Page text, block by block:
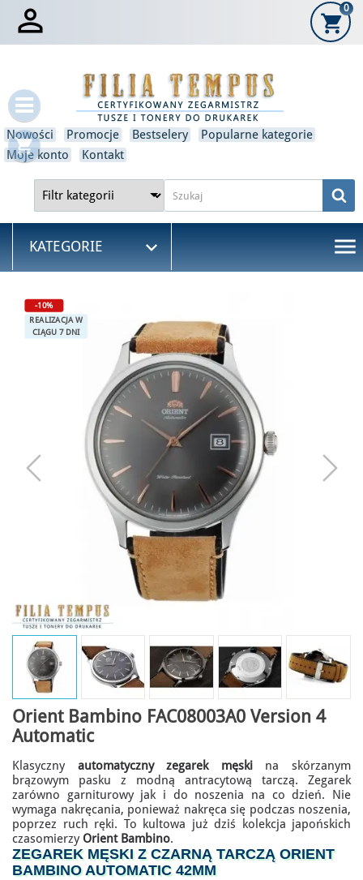

shopping_cart
shopping_cart
0
Nowości Promocje Bestselery
Popularne kategorie
Moje konto
Kontakt
KATEGORIE  menu
-10%
REALIZACJA W
CIĄGU 7 DNI
Orient Bambino FAC08003A0 Version 4
Automatic
Klasyczny automatyczny zegarek męskina skórzanym
brązowym pasku z modną antracytową tarczą. Zegarek
zarówno garniturowy jak i do noszenia na co dzień. Nie
wymaga nakręcania, ponieważ nakręca się podczas noszenia,
poprzez ruch ręki. To kultowa już dziś kolekcja japońskich
czasomierzy Orient Bambino.
ZEGAREK MĘSKI Z CZARNĄ TARCZĄ ORIENT
BAMBINO AUTOMATIC 42MM
Zaloguj się ×
Musisz być zalogowany, aby zapisać produkty na swojej
liście życzeń.
Anulować